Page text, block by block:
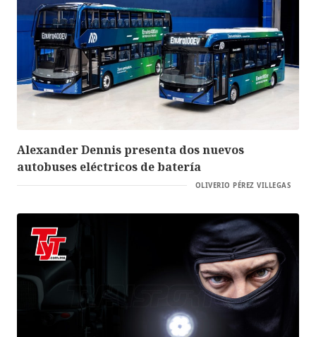
Alexander Dennis presenta dos nuevos
autobuses eléctricos de batería
OLIVERIO PÉREZ VILLEGAS